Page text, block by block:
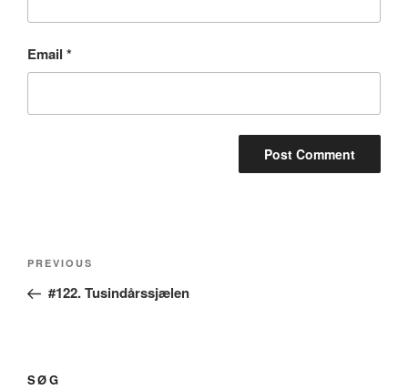
Email *
Post
Previous
Post
PREVIOUS
#122. Tusindårssjælen
SØG